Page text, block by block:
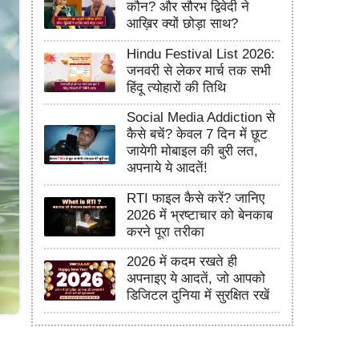
कौन? और सौरभ द्विवेदी ने
आख़िर क्यों छोड़ा साथ?
Hindu Festival List 2026:
जनवरी से लेकर मार्च तक सभी
हिंदू त्योहारों की तिथि
Social Media Addiction से
कैसे बचें? केवल 7 दिन में छूट
जायेगी मोबाइल की बुरी लत,
अपनाये ये आदतें!
RTI फाइल कैसे करें? जानिए
2026 में भ्रष्टाचार को बेनकाब
करने पूरा तरीका
2026 में कदम रखते ही
अपनाइए ये आदतें, जो आपको
डिजिटल दुनिया में सुरक्षित रखें